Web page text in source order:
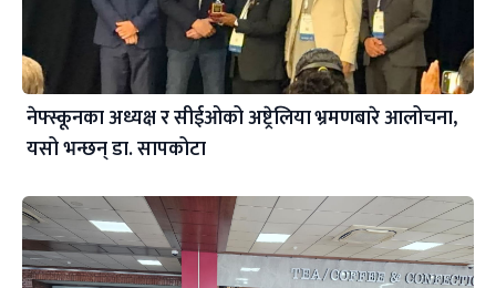
नेफ्स्कूनका अध्यक्ष र सीईओको अष्ट्रेलिया भ्रमणबारे आलोचना,
यसो भन्छन् डा‍. सापकोटा